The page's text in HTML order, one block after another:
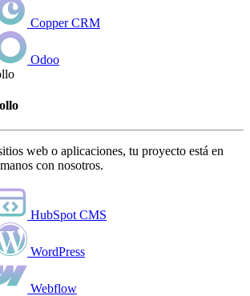
Copper CRM
Odoo
web o aplicaciones, tu proyecto está en
con nosotros.
HubSpot CMS
WordPress
Webflow